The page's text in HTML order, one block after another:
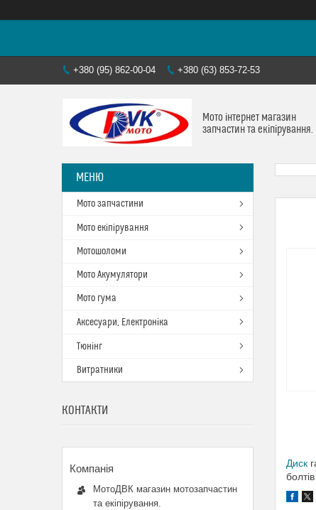
+380 (95) 862-00-04 +380 (63) 853-72-53
Мото інтернет магазин
запчастин та екіпірування.
Диск
Мото запчастини
Мото екіпірування
Мотошоломи
Мото Акумулятори
Мото гума
Аксесуари, Електроніка
Тюнінг
Витратники
КОНТАКТИ
МотоДВК магазин мотозапчастин
та екіпірування.